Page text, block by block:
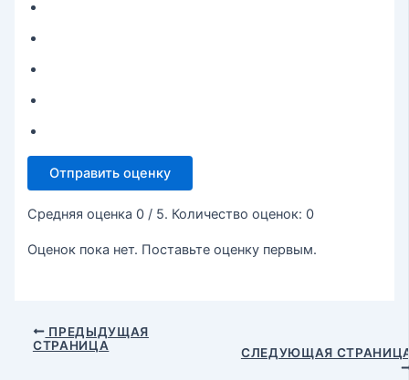
Отправить оценку
Средняя оценка 0 / 5. Количество оценок: 0
Оценок пока нет. Поставьте оценку первым.
ПРЕДЫДУЩАЯ
СТРАНИЦА
СЛЕДУЮЩАЯ